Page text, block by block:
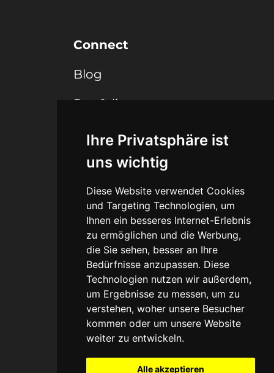
Ihre Privatsphäre ist
uns wichtig
Diese Website verwendet Cookies
und Targeting Technologien, um
Ihnen ein besseres Internet-Erlebnis
zu ermöglichen und die Werbung,
die Sie sehen, besser an Ihre
Bedürfnisse anzupassen. Diese
Technologien nutzen wir außerdem,
um Ergebnisse zu messen, um zu
verstehen, woher unsere Besucher
kommen oder um unsere Website
weiter zu entwickeln.
Alle akzeptieren
Connect
Blog
Portfolio
Agb
Datenschutz
Impressum
Haftungsausschuss
Bereitstellung durch